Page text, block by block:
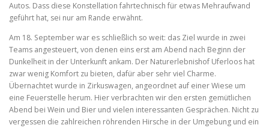
Autos. Dass diese Konstellation fahrtechnisch für etwas Mehraufwand
geführt hat, sei nur am Rande erwähnt.
Am 18. September war es schließlich so weit: das Ziel wurde in zwei
Teams angesteuert, von denen eins erst am Abend nach Beginn der
Dunkelheit in der Unterkunft ankam. Der Naturerlebnishof Uferloos hat
zwar wenig Komfort zu bieten, dafür aber sehr viel Charme.
Übernachtet wurde in Zirkuswagen, angeordnet auf einer Wiese um
eine Feuerstelle herum. Hier verbrachten wir den ersten gemütlichen
Abend bei Wein und Bier und vielen interessanten Gesprächen. Nicht zu
vergessen die zahlreichen röhrenden Hirsche in der Umgebung und ein